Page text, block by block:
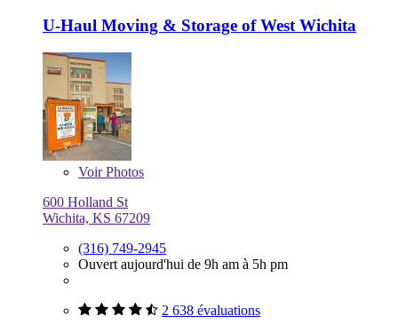
U-Haul Moving & Storage of West Wichita
VoirPhotos
600 Holland St
Wichita, KS 67209
(316) 749-2945
Ouvert aujourd'hui de 9h am à 5h pm
2 638 évaluations